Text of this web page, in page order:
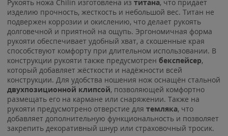
Рукоять ножа Chilin изготовлена из титана, что придает
изделию прочность, жесткость и небольшой вес. Титан не
подвержен коррозии и окислению, что делает рукоять
долговечной и приятной на ощупь. Эргономичная форма
рукояти обеспечивает удобный хват, а скошенные края
способствуют комфорту при длительном использовании. В
конструкции рукояти также предусмотрен бекспейсер,
который добавляет жёсткости и надёжности всей
конструкции. Для удобства ношения нож оснащён стальной
двухпозиционной клипсой, позволяющей комфортно
размещать его на кармане или снаряжении. Также на
рукояти предусмотрено отверстие для темляка, что
добавляет дополнительную функциональность и позволяет
закрепить декоративный шнур или страховочный тросик.